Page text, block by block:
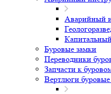
Аварийный
Буровые замки
Переводники
Запчасти к
Вертлюги буровые